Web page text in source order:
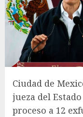
Ciudad de
jueza del
proceso a 12